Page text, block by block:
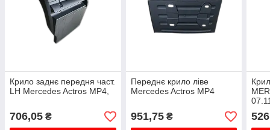
Крило заднє передня част.
LH Mercedes Actros MP4,
706,05 ₴
Переднє крило ліве
Mercedes Actros MP4
951,75₴